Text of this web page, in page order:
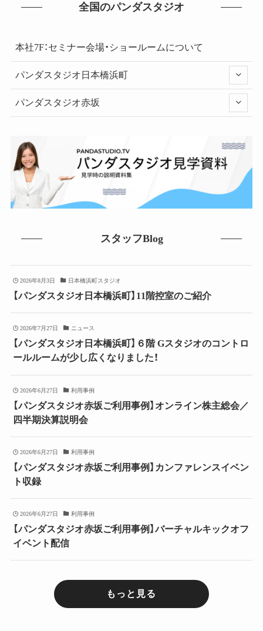
全国のパンダスタジオ
本社7F：セミナー会場・ショールームについて
パンダスタジオ日本橋浜町
パンダスタジオ赤坂
スタッフBlog
2026年8月3日 日本橋浜町スタジオ
【パンダスタジオ日本橋浜町】11階控室のご紹介
2026年7月27日 ニュース
【パンダスタジオ日本橋浜町】６階 Gスタジオのコントロ
ールルームが少し広くなりました！
2026年6月27日 利用事例
【パンダスタジオ赤坂ご利用事例】オンライン株主総会／
四半期決算説明会
2026年6月27日 利用事例
【パンダスタジオ赤坂ご利用事例】カンファレンスイベン
ト収録
2026年6月27日 利用事例
【パンダスタジオ赤坂ご利用事例】バーチャルキックオフ
イベント配信
もっと見る